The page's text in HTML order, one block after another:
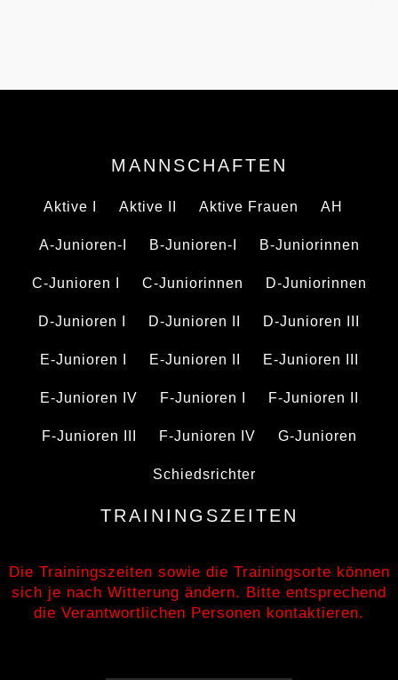
MANNSCHAFTEN
Aktive I Aktive II Aktive Frauen AH
A-Junioren-I B-Junioren-I B-Juniorinnen
C-Junioren I C-Juniorinnen D-Juniorinnen
D-Junioren I D-Junioren II D-Junioren III
E-Junioren I E-Junioren II E-Junioren III
E-Junioren IV F-Junioren I F-Junioren II
F-Junioren III F-Junioren IV G-Junioren
Schiedsrichter
TRAININGSZEITEN
Die Trainingszeiten sowie die Trainingsorte können
sich je nach Witterung ändern. Bitte entsprechend
die Verantwortlichen Personen kontaktieren.